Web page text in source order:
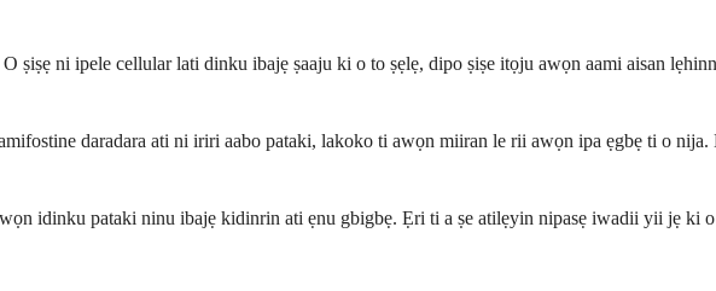
ṣiṣẹ ni ipele cellular lati dinku ibajẹ ṣaaju ki o to ṣẹlẹ, dipo ṣiṣe itọju awọn aami aisan
daradara ati ni iriri aabo pataki, lakoko ti awọn miiran le rii awọn ipa ẹgbẹ ti o
idinku pataki ninu ibajẹ kidinrin ati ẹnu gbigbẹ. Ẹri ti a ṣe atilẹyin nipasẹ iwadii yii jẹ ki